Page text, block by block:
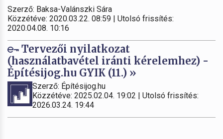
Szerző: Baksa-Valánszki Sára
Közzétéve: 2020.03.22. 08:59 | Utolsó frissítés:
2020.04.08. 10:16
Tervezői nyilatkozat
(használatbavétel iránti kérelemhez) -
Építésijog.hu GYIK (11.) »
Szerző: Építésijog.hu
Közzétéve: 2025.02.04. 19:02 | Utolsó frissítés:
2026.03.24. 19:44